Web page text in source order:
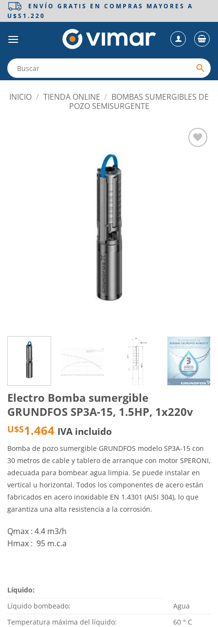
Saltar
ENVÍO GRATIS EN COMPRAS MAYORES A
U$S1.220
INICIO / TIENDA ONLINE / BOMBAS SUMERGIBLES DE
POZO SEMISURGENTE
Electro Bomba sumergible
GRUNDFOS SP3A-15, 1.5HP, 1x220v
U$S1.464 IVA incluido
Bomba de pozo sumergible GRUNDFOS modelo SP3A-15 con
30 metros de cable y tablero de arranque con motor SPERONI,
adecuada para bombear agua limpia. Se puede instalar en
vertical u horizontal. Todos los componentes de acero están
fabricados en acero inoxidable EN 1.4301 (AISI 304), lo que
garantiza una alta resistencia a la corrosión.
Qmax : 4.4 m3/h
Hmax : 95 m.c.a
Líquido:
Líquido bombeado:
Agua
Temperatura máxima del líquido:
60 ° C